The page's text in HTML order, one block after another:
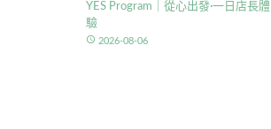
YES Program｜從心出發·一日店長體
驗
access_time 2026-08-06